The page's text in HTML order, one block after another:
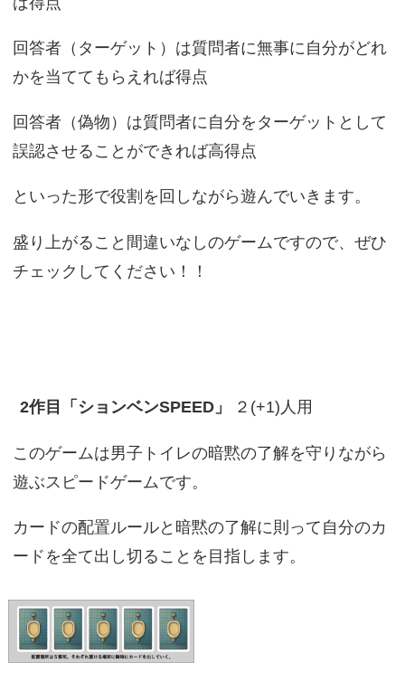
回答者（ターゲット）は質問者に無事に自分がどれ
かを当ててもらえれば得点
回答者（偽物）は質問者に自分をターゲットとして
誤認させることができれば高得点
といった形で役割を回しながら遊んでいきます。
盛り上がること間違いなしのゲームですので、ぜひ
チェックしてください！！
2作目「ションベンSPEED」 ２(+1)人用
このゲームは男子トイレの暗黙の了解を守りながら
遊ぶスピードゲームです。
カードの配置ルールと暗黙の了解に則って自分のカ
ードを全て出し切ることを目指します。